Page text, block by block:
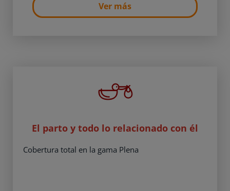
Ver más
El parto y todo lo relacionado con él
Cobertura total en la gama Plena